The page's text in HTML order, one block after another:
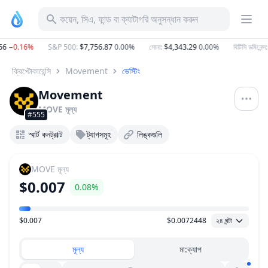
কয়েন, সিএ, ফান্ড বা ক্যাটাগরি অনুসন্ধান করুন
−0.16% S&P 500:$7,756.870.00% সোনা:$4,343.290.00% বিটিসি ডমিনেন্স:
ক্রিপ্টোকারেন্সি Movement ভেস্টিং
#555
Movement
MOVE মূল্য
স্মার্ট কনট্রাক্ট ট্যাগসমূহ লিঙ্কগুলি
MOVE মূল্য
$0.007 0.08%
মূল্য পরিসীমা
$0.007 $0.0072448 ২৪ ঘন্টা
মূল্য মা:ক্যাপ